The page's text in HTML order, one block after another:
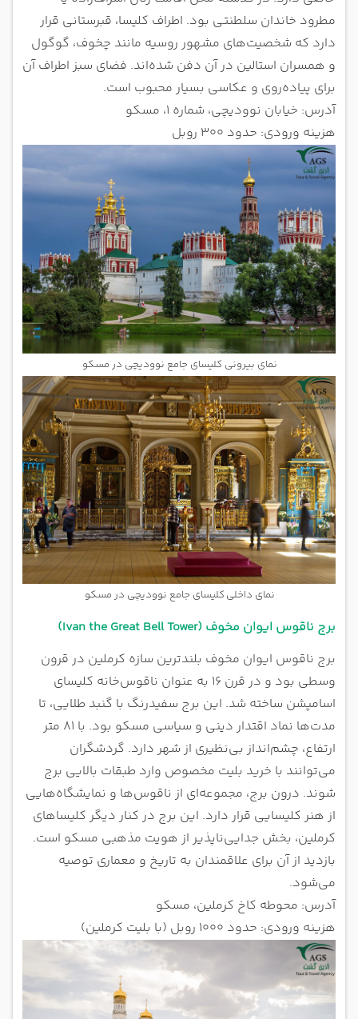
مطرود خاندان سلطنتی بود. اطراف کلیسا، قبرستانی قرار
دارد که شخصیت‌های مشهور روسیه مانند چخوف، گوگول
و همسران استالین در آن دفن شده‌اند. فضای سبز اطراف آن
برای پیاده‌روی و عکاسی بسیار محبوب است.
آدرس: خیابان نوودیچی، شماره ۱، مسکو
هزینه ورودی: حدود ۳۰۰ روبل
نمای بیرونی کلیسای جامع نوودیچی در مسکو
نمای داخلی کلیسای جامع نوودیچی در مسکو
برج ناقوس ایوان مخوف (Ivan the Great Bell Tower)
برج ناقوس ایوان مخوف بلندترین سازه کرملین در قرون
وسطی بود و در قرن ۱۶ به عنوان ناقوس‌خانه کلیسای
اسامپشن ساخته شد. این برج سفیدرنگ با گنبد طلایی، تا
مدت‌ها نماد اقتدار دینی و سیاسی مسکو بود. با ۸۱ متر
ارتفاع، چشم‌انداز بی‌نظیری از شهر دارد. گردشگران
می‌توانند با خرید بلیت مخصوص وارد طبقات بالایی برج
شوند. درون برج، مجموعه‌ای از ناقوس‌ها و نمایشگاه‌هایی
از هنر کلیسایی قرار دارد. این برج در کنار دیگر کلیساهای
کرملین، بخش جدایی‌ناپذیر از هویت مذهبی مسکو است.
بازدید از آن برای علاقمندان به تاریخ و معماری توصیه
می‌شود.
آدرس: محوطه کاخ کرملین، مسکو
هزینه ورودی: حدود ۱۰۰۰ روبل (با بلیت کرملین)